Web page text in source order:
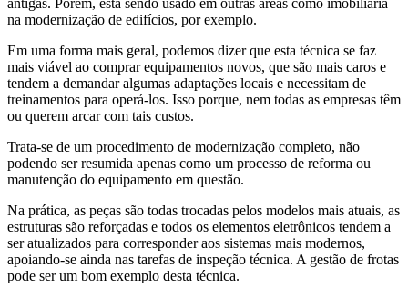
antigas. Porém, está sendo usado em outras áreas como imobiliária
na modernização de edifícios, por exemplo.
Em uma forma mais geral, podemos dizer que esta técnica se faz
mais viável ao comprar equipamentos novos, que são mais caros e
tendem a demandar algumas adaptações locais e necessitam de
treinamentos para operá-los. Isso porque, nem todas as empresas têm
ou querem arcar com tais custos.
Trata-se de um procedimento de modernização completo, não
podendo ser resumida apenas como um processo de reforma ou
manutenção do equipamento em questão.
Na prática, as peças são todas trocadas pelos modelos mais atuais, as
estruturas são reforçadas e todos os elementos eletrônicos tendem a
ser atualizados para corresponder aos sistemas mais modernos,
apoiando-se ainda nas tarefas de inspeção técnica. A gestão de frotas
pode ser um bom exemplo desta técnica.